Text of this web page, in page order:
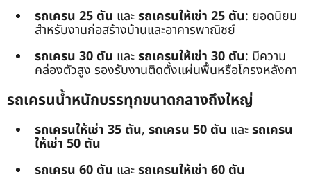
รถเครน 25 ตัน และรถเครนให้เช่า 25 ตัน: ยอดนิยม
สำหรับงานก่อสร้างบ้านและอาคารพาณิชย์
รถเครน 30 ตัน และรถเครนให้เช่า 30 ตัน: มีความ
คล่องตัวสูง รองรับงานติดตั้งแผ่นพื้นหรือโครงหลังคา
รถเครนน้ำหนักบรรทุกขนาดกลางถึงใหญ่
รถเครนให้เช่า 35 ตัน, รถเครน 50 ตัน และรถเครน
ให้เช่า 50 ตัน
รถเครน 60 ตัน และรถเครนให้เช่า 60 ตัน